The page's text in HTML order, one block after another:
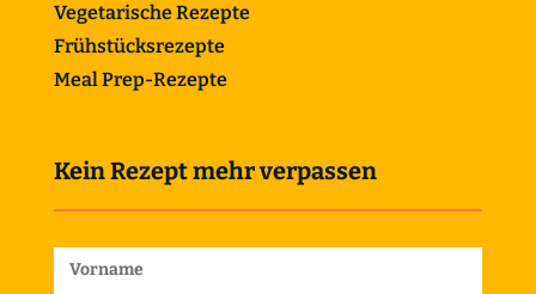
Vegetarische Rezepte
Frühstücksrezepte
Meal Prep-Rezepte
Kein Rezept mehr verpassen